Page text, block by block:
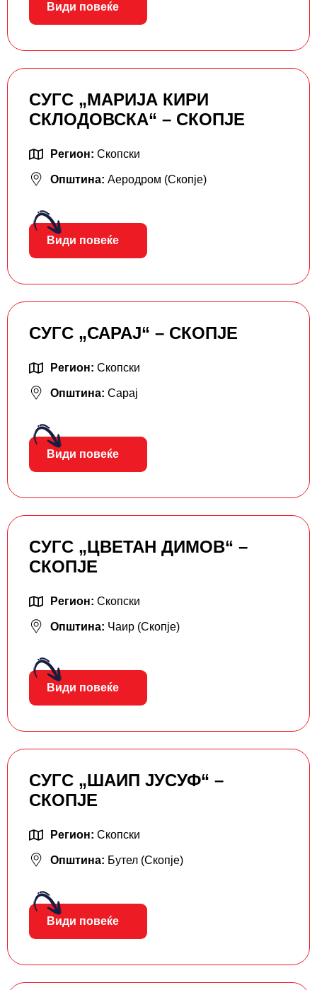
Види повеќе
СУГС „МАРИЈА КИРИ
СКЛОДОВСКА“ – СКОПЈЕ
Регион: Скопски
Општина: Аеродром (Скопје)
Види повеќе
СУГС „САРАЈ“ – СКОПЈЕ
Регион: Скопски
Општина: Сарај
Види повеќе
СУГС „ЦВЕТАН ДИМОВ“ –
СКОПЈЕ
Регион: Скопски
Општина: Чаир (Скопје)
Види повеќе
СУГС „ШАИП ЈУСУФ“ –
СКОПЈЕ
Регион: Скопски
Општина: Бутел (Скопје)
Види повеќе